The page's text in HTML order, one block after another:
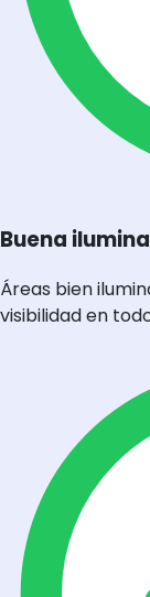
Buena
Áreas bien
visibilidad en